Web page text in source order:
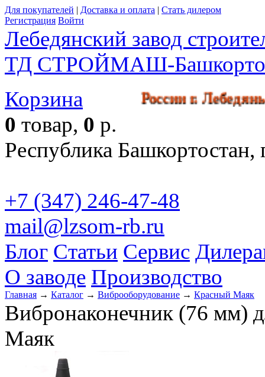
Для покупателей | Доставка и оплата | Стать дилером
Регистрация Войти
Лебедянский завод
ТД СТРОЙМАШ-
производства в России г.
Корзина
0 товар, 0 р.
Республика
+7 (347) 246-47-48
mail@lzsom-rb.ru
Блог Статьи Сервис
О заводе Производство
Главная → Каталог → Виброоборудование → Красный Маяк
Вибронаконечник (76 мм)
Маяк